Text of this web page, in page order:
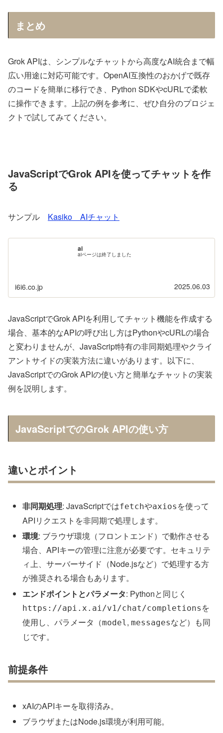
まとめ
Grok APIは、シンプルなチャットから高度なAI統合まで幅
広い用途に対応可能です。OpenAI互換性のおかげで既存
のコードを簡単に移行でき、Python SDKやcURLで柔軟
に操作できます。上記の例を参考に、ぜひ自分のプロジェ
クトで試してみてください。
JavaScriptでGrok APIを使ってチャットを作
る
サンプル Kasiko AIチャット
ai
aiページは終了しました
i6i6.co.jp 2025.06.03
JavaScriptでGrok APIを利用してチャット機能を作成する
場合、基本的なAPIの呼び出し方はPythonやcURLの場合
と変わりませんが、JavaScript特有の非同期処理やクライ
アントサイドの実装方法に違いがあります。以下に、
JavaScriptでのGrok APIの使い方と簡単なチャットの実装
例を説明します。
JavaScriptでのGrok APIの使い方
違いとポイント
非同期処理: JavaScriptではfetchやaxios を使って
APIリクエストを非同期で処理します。
環境: ブラウザ環境（フロントエンド）で動作させる
場合、APIキーの管理に注意が必要です。セキュリテ
ィ上、サーバーサイド（Node.jsなど）で処理する方
が推奨される場合もあります。
エンドポイントとパラメータ: Pythonと同じく
https://api.x.ai/v1/chat/completions を
使用し、パラメータ（model ,messagesなど）も同
じです。
前提条件
xAIのAPIキーを取得済み。
ブラウザまたはNode.js環境が利用可能。